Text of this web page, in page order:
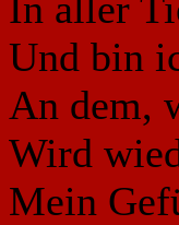
Und bin
An dem,
Wird
Mein